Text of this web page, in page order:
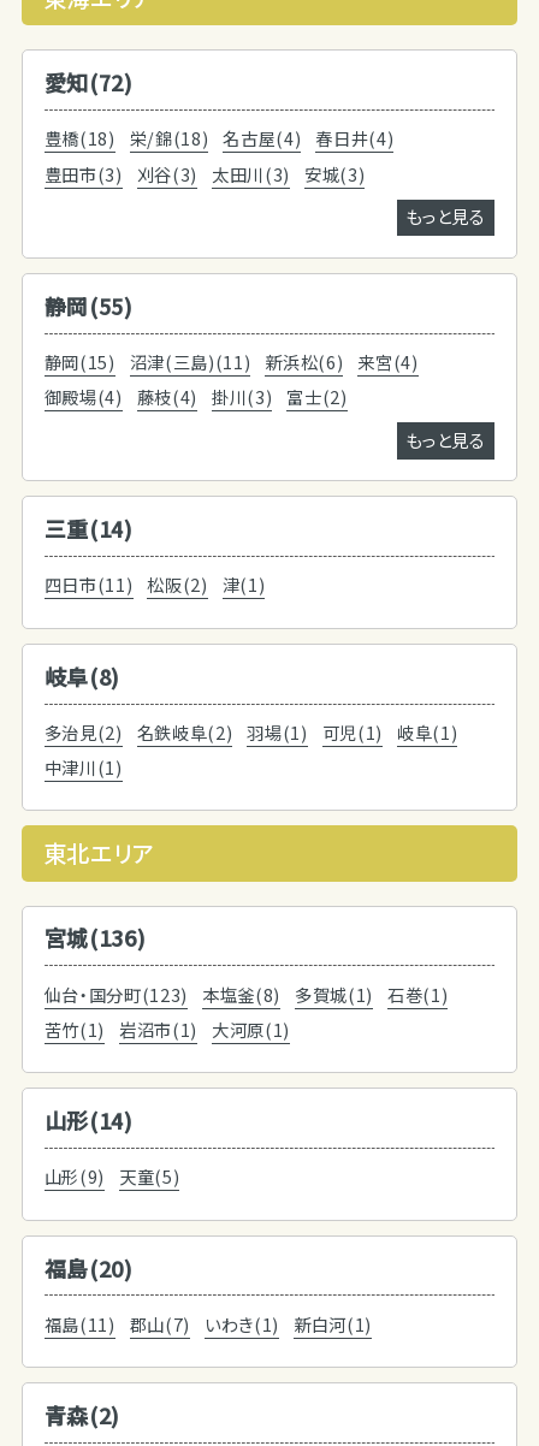
愛知(72)
豊橋(18) 栄/錦(18) 名古屋(4)
春日井(4)
豊田市(3)
刈谷(3) 太田川(3)
安城(3)
もっと見る
静岡(55)
静岡(15) 沼津(三島)(11) 新浜松(6)
来宮(4)
御殿場(4)
藤枝(4) 掛川(3)
富士(2)
もっと見る
三重(14)
四日市(11) 松阪(2) 津(1)
岐阜(8)
多治見(2) 名鉄岐阜(2) 羽場(1) 可児(1)
岐阜(1)
中津川(1)
東北エリア
宮城(136)
仙台・国分町(123) 本塩釜(8) 多賀城(1)
石巻(1)
苦竹(1)
岩沼市(1) 大河原(1)
山形(14)
山形(9) 天童(5)
福島(20)
福島(11) 郡山(7) いわき(1) 新白河(1)
青森(2)